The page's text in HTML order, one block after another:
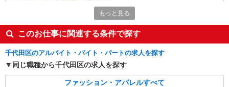
カジュアル衣料販売スタッフ 長期アルバイ
時給1,230円〜1,620円
ユニクロ 市ケ谷駅店 （東京都千代田区五番
町1番地 JR市ヶ谷駅構内1F）
キープ 詳細を見る
もっと見る
このお仕事に関連する条件で探す
千代田区のアルバイト・バイト・パートの求人を探す
同じ職種から千代田区の求人を探す
ファッション・アパレルすべて